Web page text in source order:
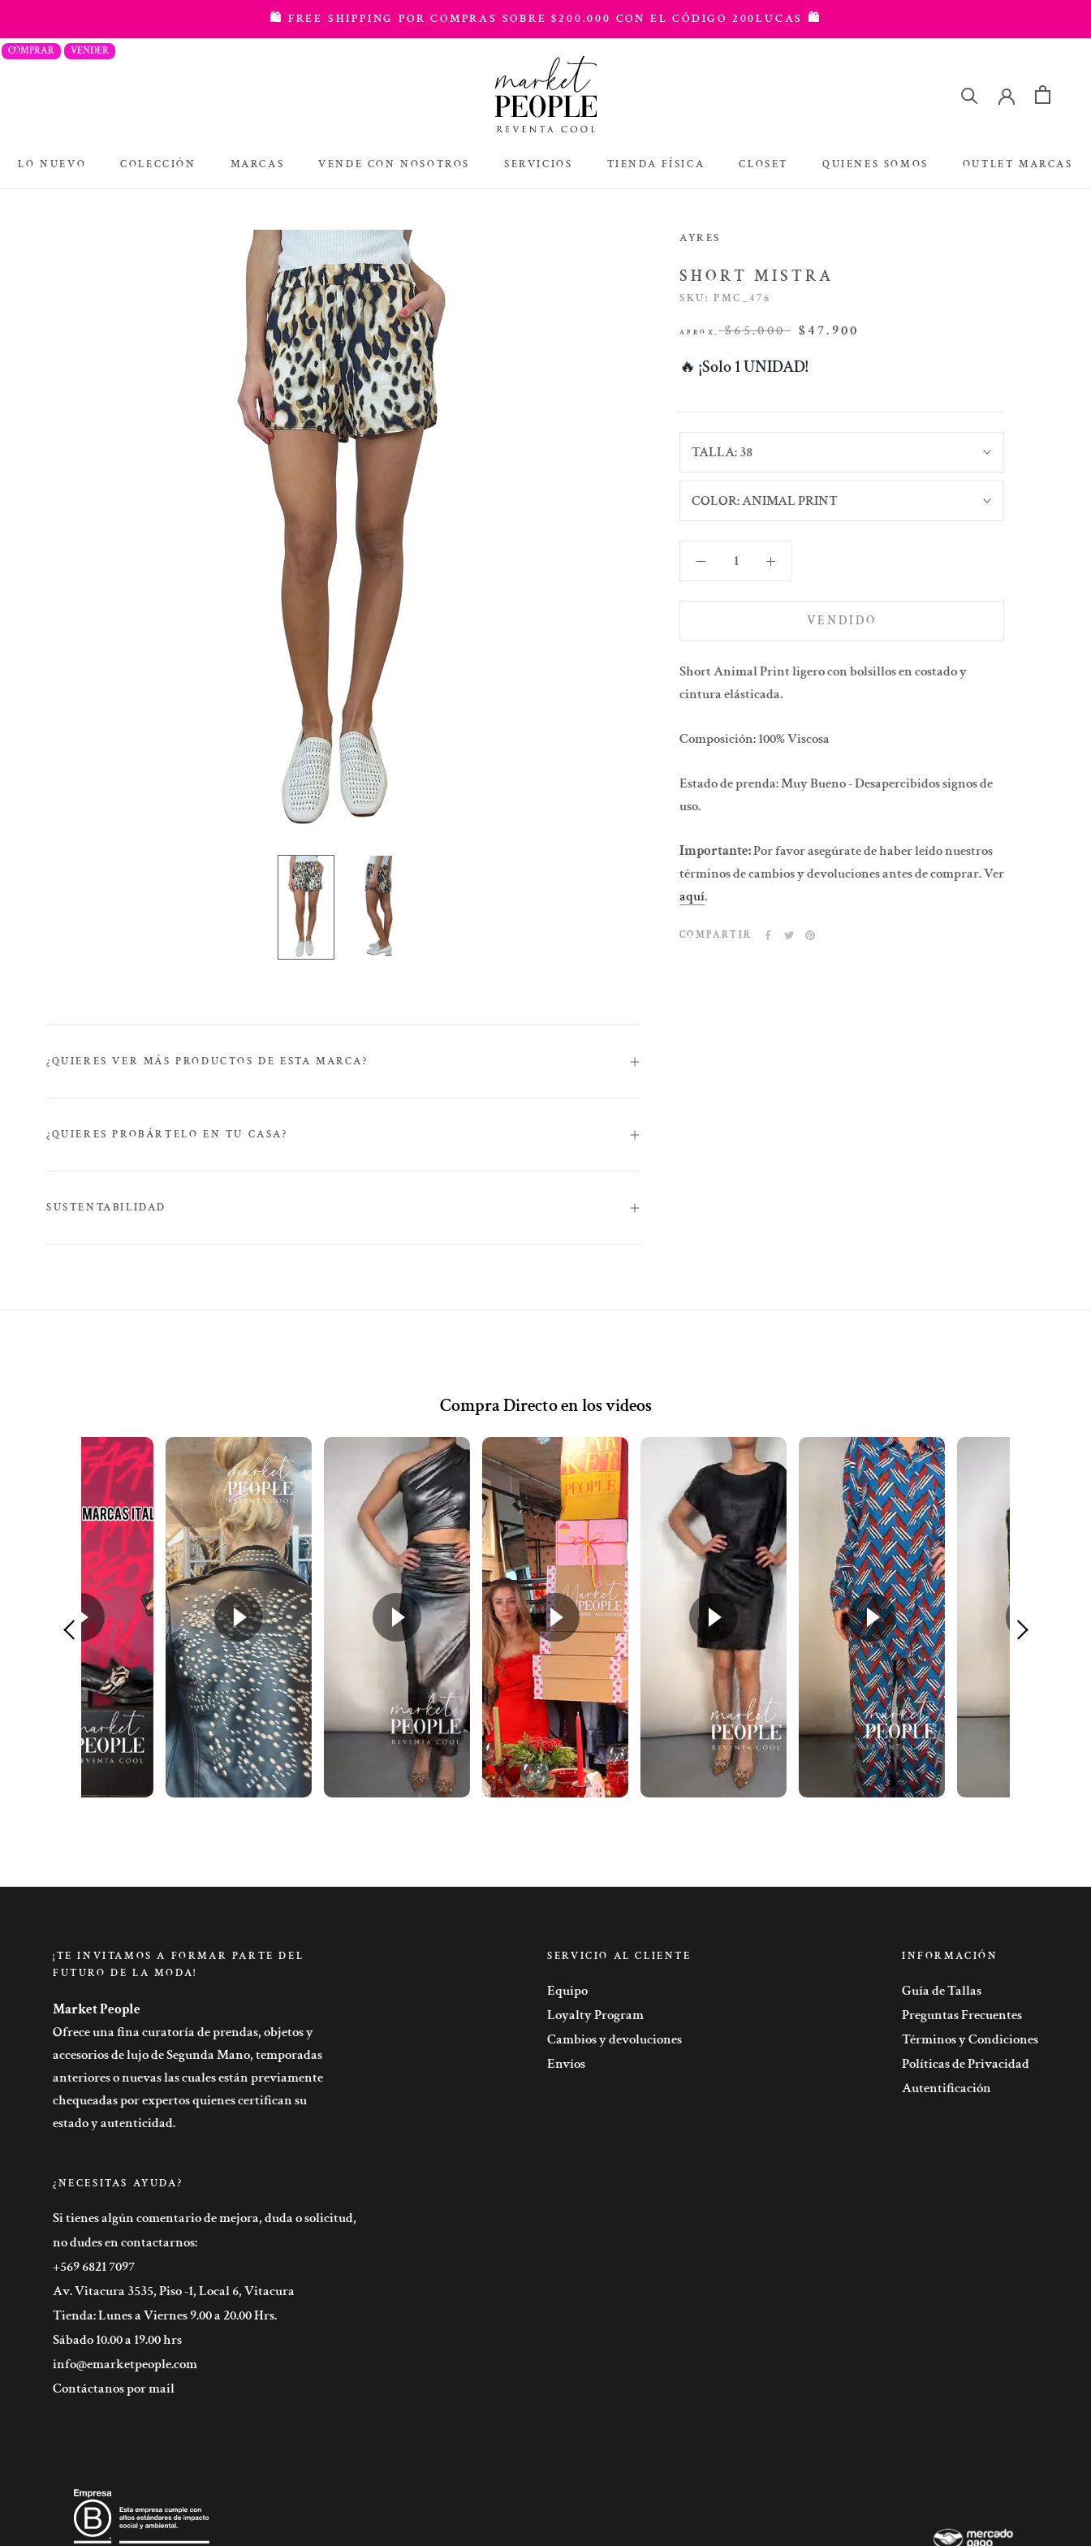
contenido
🛍️ FREE SHIPPING POR COMPRAS SOBRE $200.000 CON EL CÓDIGO 200LUCAS 🛍️
COMPRAR VENDER
LO NUEVO
COLECCIÓN
MARCAS
VENDE CON NOSOTROS SERVICIOS
TIENDA FÍSICA
CLOSET QUIENES SOMOS
OUTLET MARCAS
AYRES
SHORT MISTRA
SKU: PMC_476
APROX. $65.000 $47.900
🔥 ¡Solo 1 UNIDAD!
TALLA:38
COLOR:ANIMAL PRINT
VENDIDO
Short Animal Print ligero con bolsillos en costado y
cintura elásticada.
Composición: 100% Viscosa
Estado de prenda: Muy Bueno - Desapercibidos signos de
uso.
Importante:Por favor asegúrate de haber leído nuestros
términos de cambios y devoluciones antes de comprar. Ver
aquí.
COMPARTIR
¿QUIERES VER MÁS PRODUCTOS DE ESTA MARCA?
¿QUIERES PROBÁRTELO EN TU CASA?
SUSTENTABILIDAD
¡TE INVITAMOS A FORMAR PARTE DEL
FUTURO DE LA MODA!
Market People
Ofrece una fina curatoría de prendas, objetos y
accesorios de lujo de Segunda Mano, temporadas
anteriores o nuevas las cuales están previamente
chequeadas por expertos quienes certifican su
estado y autenticidad.
SERVICIO AL CLIENTE
Equipo
Loyalty Program
Cambios y devoluciones
Envíos
INFORMACIÓN
Guía de Tallas
Preguntas Frecuentes
Términos y Condiciones
Políticas de Privacidad
Autentificación
¿NECESITAS AYUDA?
Si tienes algún comentario de mejora, duda o solicitud,
no dudes en contactarnos:
+569 6821 7097
Av. Vitacura 3535, Piso -1, Local 6, Vitacura
Tienda: Lunes a Viernes 9.00 a 20.00 Hrs.
Sábado 10.00 a 19.00 hrs
info@emarketpeople.com
Contáctanos por mail